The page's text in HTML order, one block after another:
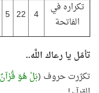
تكراره في
الفاتحة
4
22
5
تأمّل يا رعاك اللَّه..
تكرّرت حروف (بَلْ هُوَ